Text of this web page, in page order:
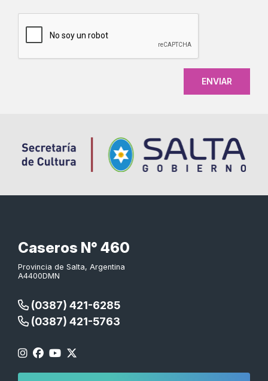
Caseros N° 460
Provincia de Salta, Argentina
A4400DMN
(0387) 421-6285
(0387) 421-5763